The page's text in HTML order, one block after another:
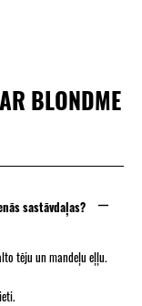
BLONDME
sastāvdaļas?
tēju un mandeļu eļļu.